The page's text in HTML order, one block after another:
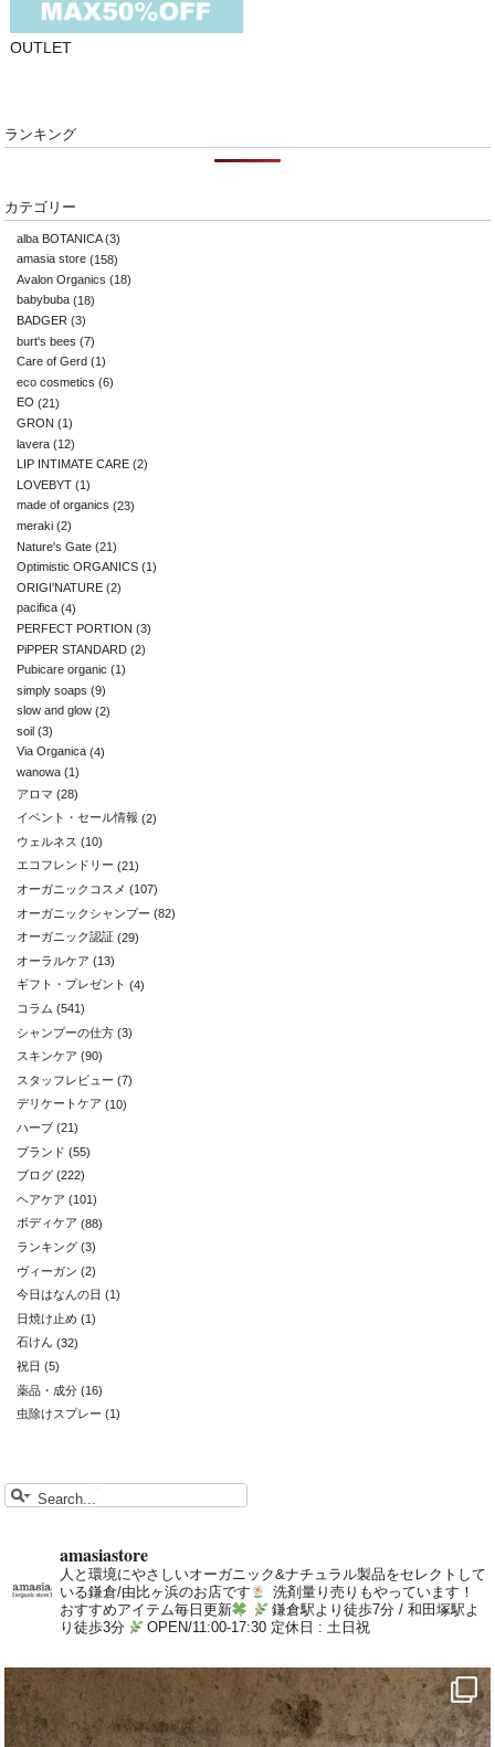
OUTLET
ランキング
カテゴリー
alba BOTANICA(3)
amasia store (158)
Avalon Organics (18)
babybuba (18)
BADGER (3)
burt's bees (7)
Care of Gerd (1)
eco cosmetics (6)
EO (21)
GRON (1)
lavera (12)
LIP INTIMATE CARE (2)
LOVEBYT (1)
made of organics (23)
meraki (2)
Nature's Gate (21)
Optimistic ORGANICS (1)
ORIGI'NATURE (2)
pacifica (4)
PERFECT PORTION (3)
PiPPER STANDARD (2)
Pubicare organic (1)
simply soaps (9)
slow and glow (2)
soil (3)
Via Organica (4)
wanowa (1)
アロマ (28)
イベント・セール情報 (2)
ウェルネス (10)
エコフレンドリー (21)
オーガニックコスメ (107)
オーガニックシャンプー (82)
オーガニック認証 (29)
オーラルケア (13)
ギフト・プレゼント (4)
コラム (541)
シャンプーの仕方 (3)
スキンケア (90)
スタッフレビュー (7)
デリケートケア (10)
ハーブ (21)
ブランド (55)
ブログ (222)
ヘアケア (101)
ボディケア (88)
ランキング (3)
ヴィーガン (2)
今日はなんの日 (1)
日焼け止め (1)
石けん (32)
祝日 (5)
薬品・成分 (16)
虫除けスプレー (1)
amasiastore
人と環境にやさしいオーガニック&ナチュラル製品をセレクトして
いる鎌倉/由比ヶ浜のお店です
洗剤量り売りもやっています！
おすすめアイテム毎日更新
鎌倉駅より徒歩7分 / 和田塚駅よ
り徒歩3分
OPEN/11:00-17:30 定休日 : 土日祝